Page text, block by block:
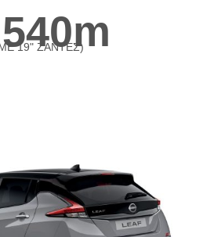
19" ΖΑΝΤΕΣ)